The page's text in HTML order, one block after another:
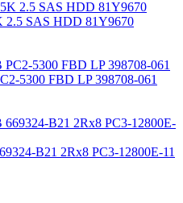
2.5 SAS HDD 81Y9670
5300 FBD LP 398708-061
B21 2Rx8 PC3-12800E-11